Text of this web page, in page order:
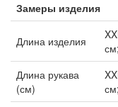
Замеры изделия
Длина изделия
см;
Длина рукава
(см)
см;